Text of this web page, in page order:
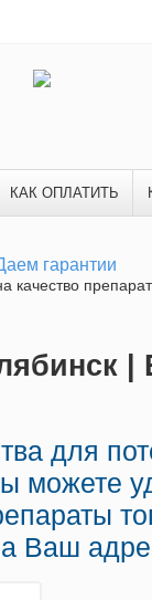
КАК ОПЛАТИТЬ
гарантии
качество
для
можете
Ваш